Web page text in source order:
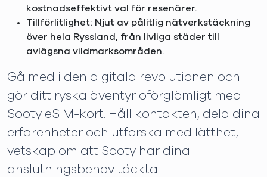
kostnadseffektivt val för resenärer.
Tillförlitlighet: Njut av pålitlig nätverkstäckning
över hela Ryssland, från livliga städer till
avlägsna vildmarksområden.
Gå med i den digitala revolutionen och
gör ditt ryska äventyr oförglömligt med
Sooty eSIM-kort. Håll kontakten, dela dina
erfarenheter och utforska med lätthet, i
vetskap om att Sooty har dina
anslutningsbehov täckta.